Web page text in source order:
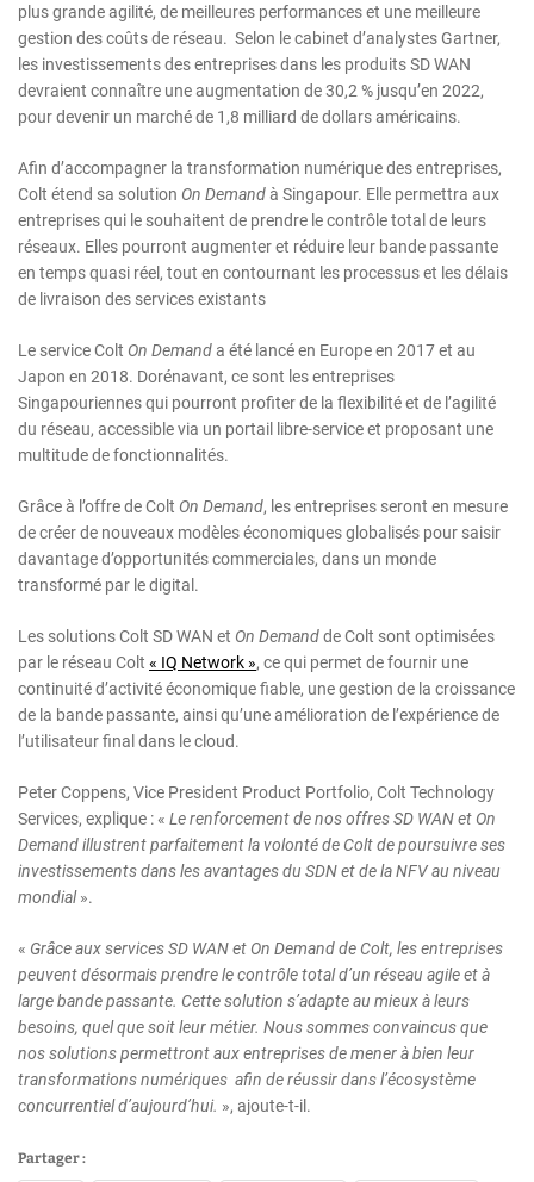
plus grande agilité, de meilleures performances et une meilleure
gestion des coûts de réseau. Selon le cabinet d’analystes Gartner,
les investissements des entreprises dans les produits SD WAN
devraient connaître une augmentation de 30,2 % jusqu’en 2022,
pour devenir un marché de 1,8 milliard de dollars américains.
Afin d’accompagner la transformation numérique des entreprises,
Colt étend sa solution On Demandà Singapour. Elle permettra aux
entreprises qui le souhaitent de prendre le contrôle total de leurs
réseaux. Elles pourront augmenter et réduire leur bande passante
en temps quasi réel, tout en contournant les processus et les délais
de livraison des services existants
Le service Colt On Demanda été lancé en Europe en 2017 et au
Japon en 2018. Dorénavant, ce sont les entreprises
Singapouriennes qui pourront profiter de la flexibilité et de l’agilité
du réseau, accessible via un portail libre-service et proposant une
multitude de fonctionnalités.
Grâce à l’offre de Colt On Demand, les entreprises seront en mesure
de créer de nouveaux modèles économiques globalisés pour saisir
davantage d’opportunités commerciales, dans un monde
transformé par le digital.
Les solutions Colt SD WAN et On Demandde Colt sont optimisées
par le réseau Colt « IQ Network », ce qui permet de fournir une
continuité d’activité économique fiable, une gestion de la croissance
de la bande passante, ainsi qu’une amélioration de l’expérience de
l’utilisateur final dans le cloud.
Peter Coppens, Vice President Product Portfolio, Colt Technology
Services, explique : « Le renforcement de nos offres SD WAN et On
Demand illustrent parfaitement la volonté de Colt de poursuivre ses
investissements dans les avantages du SDN et de la NFV au niveau
mondial».
« Grâce aux services SD WAN et On Demand de Colt, les entreprises
peuvent désormais prendre le contrôle total d’un réseau agile et à
large bande passante. Cette solution s’adapte au mieux à leurs
besoins, quel que soit leur métier. Nous sommes convaincus que
nos solutions permettront aux entreprises de mener à bien leur
transformations numériques afin de réussir dans l’écosystème
concurrentiel d’aujourd’hui. », ajoute-t-il.
Partager :